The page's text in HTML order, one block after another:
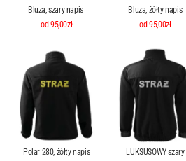
Bluza, szary napis
od 95,00zł
Bluza, żółty napis
od 95,00zł
Polar 280, żółty napis
LUKSUSOWY szary